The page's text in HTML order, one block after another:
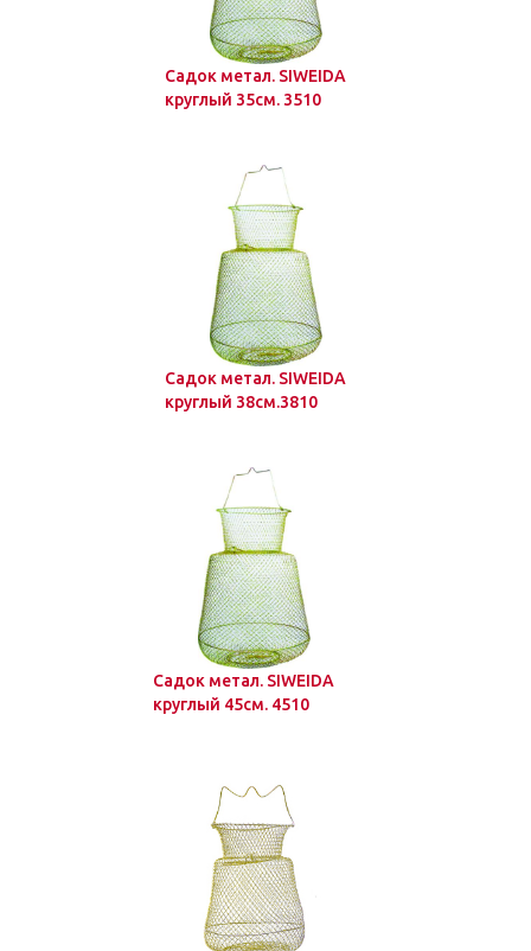
Садок метал. SIWEIDA
круглый 35см. 3510
Садок метал. SIWEIDA
круглый 38см.3810
Садок метал. SIWEIDA
круглый 45см. 4510